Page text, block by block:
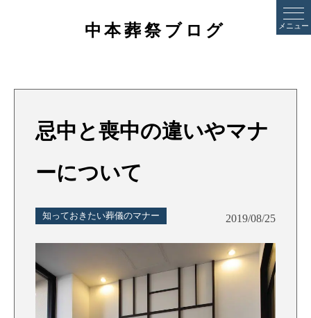
メニュー
中本葬祭ブログ
忌中と喪中の違いやマナ
ーについて
知っておきたい葬儀のマナー 2019/08/25